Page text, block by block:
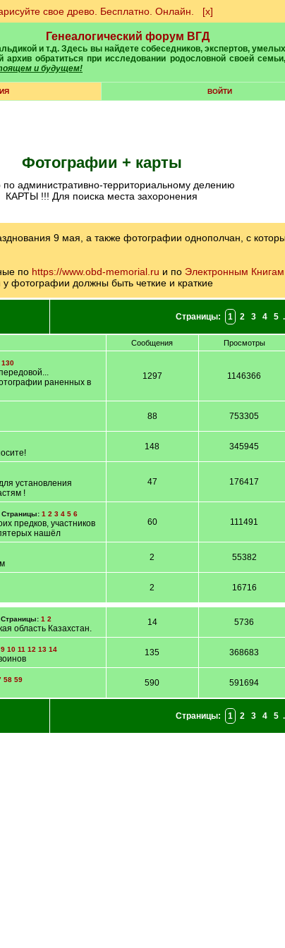
свое древо. Бесплатно. Онлайн. [х]
Генеалогический форум ВГД
обратиться при исследовании родословной своей
и будущем!
ВОЙТИ
Фотографии + карты
по административно-территориальному делению
КАРТЫ !!! Для поиска места захоронения
9 мая, а также фотографии однополчан, с
по https://www.obd-memorial.ru и по Электронным
фотографии должны быть четкие и краткие
Страницы: 1 2 3 4 5
Сообщения Просмотры
130
раненных в
1297 1146366
88 753305
148 345945
установления
!
47 176417
Страницы: 1 2 3 4 5 6
предков, участников
нашёл
60 111491
2 55382
2 16716
Страницы: 1 2
область Казахстан.
14 5736
9 10 11 12 13 14 135 368683
58 59 590 591694
Страницы: 1 2 3 4 5